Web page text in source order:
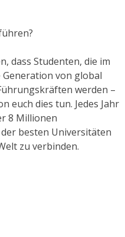
dass Studenten, die im
von global
werden –
euch dies tun. Jedes Jahr
8 Millionen
besten Universitäten
zu verbinden.